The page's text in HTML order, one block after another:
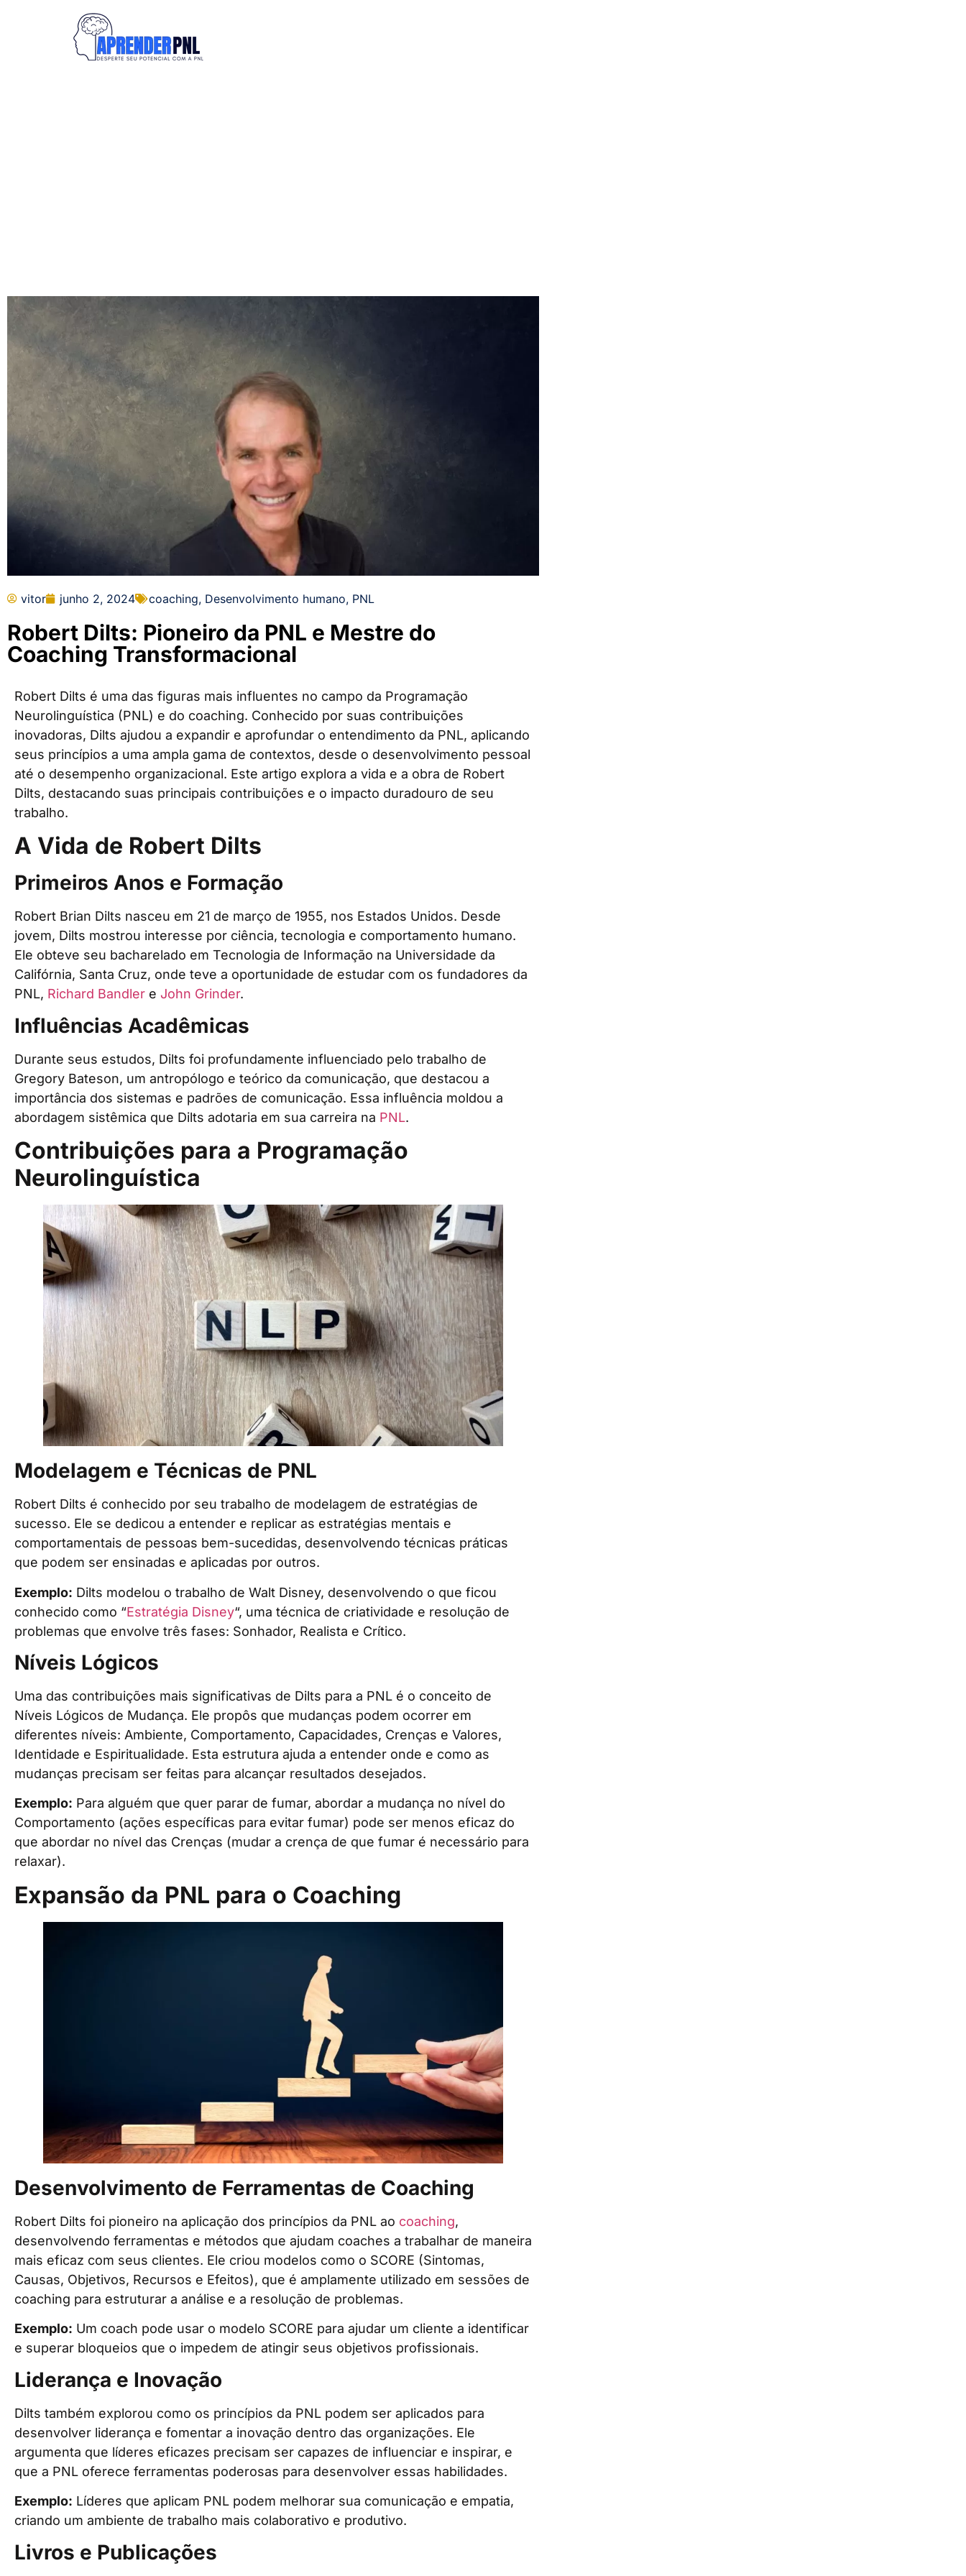
vitor junho 2, 2024 coaching, Desenvolvimento humano, PNL
Robert Dilts: Pioneiro da PNL e Mestre do
Coaching Transformacional
Robert Dilts é uma das figuras mais influentes no campo da Programação
Neurolinguística (PNL) e do coaching. Conhecido por suas contribuições
inovadoras, Dilts ajudou a expandir e aprofundar o entendimento da PNL, aplicando
seus princípios a uma ampla gama de contextos, desde o desenvolvimento pessoal
até o desempenho organizacional. Este artigo explora a vida e a obra de Robert
Dilts, destacando suas principais contribuições e o impacto duradouro de seu
trabalho.
A Vida de Robert Dilts
Primeiros Anos e Formação
Robert Brian Dilts nasceu em 21 de março de 1955, nos Estados Unidos. Desde
jovem, Dilts mostrou interesse por ciência, tecnologia e comportamento humano.
Ele obteve seu bacharelado em Tecnologia de Informação na Universidade da
Califórnia, Santa Cruz, onde teve a oportunidade de estudar com os fundadores da
PNL, Richard Bandler e John Grinder.
Influências Acadêmicas
Durante seus estudos, Dilts foi profundamente influenciado pelo trabalho de
Gregory Bateson, um antropólogo e teórico da comunicação, que destacou a
importância dos sistemas e padrões de comunicação. Essa influência moldou a
abordagem sistêmica que Dilts adotaria em sua carreira na PNL.
Contribuições para a Programação
Neurolinguística
Modelagem e Técnicas de PNL
Robert Dilts é conhecido por seu trabalho de modelagem de estratégias de
sucesso. Ele se dedicou a entender e replicar as estratégias mentais e
comportamentais de pessoas bem-sucedidas, desenvolvendo técnicas práticas
que podem ser ensinadas e aplicadas por outros.
Exemplo: Dilts modelou o trabalho de Walt Disney, desenvolvendo o que ficou
conhecido como “Estratégia Disney“, uma técnica de criatividade e resolução de
problemas que envolve três fases: Sonhador, Realista e Crítico.
Níveis Lógicos
Uma das contribuições mais significativas de Dilts para a PNL é o conceito de
Níveis Lógicos de Mudança. Ele propôs que mudanças podem ocorrer em
diferentes níveis: Ambiente, Comportamento, Capacidades, Crenças e Valores,
Identidade e Espiritualidade. Esta estrutura ajuda a entender onde e como as
mudanças precisam ser feitas para alcançar resultados desejados.
Exemplo: Para alguém que quer parar de fumar, abordar a mudança no nível do
Comportamento (ações específicas para evitar fumar) pode ser menos eficaz do
que abordar no nível das Crenças (mudar a crença de que fumar é necessário para
relaxar).
Expansão da PNL para o Coaching
Desenvolvimento de Ferramentas de Coaching
Robert Dilts foi pioneiro na aplicação dos princípios da PNL ao coaching,
desenvolvendo ferramentas e métodos que ajudam coaches a trabalhar de maneira
mais eficaz com seus clientes. Ele criou modelos como o SCORE (Sintomas,
Causas, Objetivos, Recursos e Efeitos), que é amplamente utilizado em sessões de
coaching para estruturar a análise e a resolução de problemas.
Exemplo: Um coach pode usar o modelo SCORE para ajudar um cliente a identificar
e superar bloqueios que o impedem de atingir seus objetivos profissionais.
Liderança e Inovação
Dilts também explorou como os princípios da PNL podem ser aplicados para
desenvolver liderança e fomentar a inovação dentro das organizações. Ele
argumenta que líderes eficazes precisam ser capazes de influenciar e inspirar, e
que a PNL oferece ferramentas poderosas para desenvolver essas habilidades.
Exemplo: Líderes que aplicam PNL podem melhorar sua comunicação e empatia,
criando um ambiente de trabalho mais colaborativo e produtivo.
Livros e Publicações